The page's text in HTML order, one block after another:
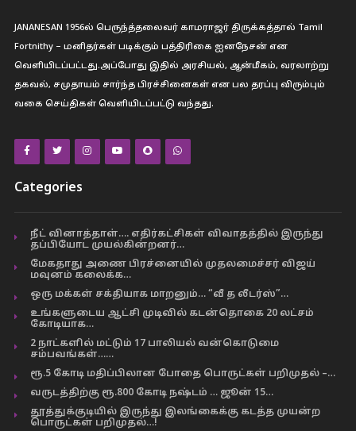
JANANESAN 1956ல் பெருந்த்தலைவர் காமராஜர் திருக்கத்தால் Tamil
Fortnithy – மனிதர்கள் படிக்கும் பத்திரிகை ஐனநேசன் என
வெளியிடப்பட்டது.அப்போது இதில் அரசியல், ஆன்மீகம், வரலாற்று
தகவல், சமுதாயம் சார்ந்த பிரச்சினைகள் என பல தரப்பு விரும்பும்
வகை செய்திகள் வெளியிடப்பட்டு வந்தது.
Categories
நீட் வினாத்தாள்…. எதிர்கட்சிகள் விவாதத்தில் இருந்து
தப்பியோட முயல்கின்றனர்…
மேகதாது அணை பிரச்னையில் முதலமைச்சர் விஜய்
மவுனம் கலைக்க…
ஒரு மக்கள் சக்தியாக மாறனும்… “வீ த லீடர்ஸ்”…
உங்களுடைய ஆட்சி முடிவில் கடன்தொகை 20 லட்சம்
கோடியாக…
2 நாட்களில் மட்டும் 17 பாலியல் வன்கொடுமை
சம்பவங்கள்……
ரூ.5 கோடி மதிப்பிலான போதை பொருட்கள் பறிமுதல் –…
வருடத்திற்கு ரூ.800 கோடி நஷ்டம் … ஜூன் 15…
தூத்துக்குடியில் இருந்து இலங்கைக்கு கடத்த முயன்ற
பொருட்கள் பறிமுதல்…!